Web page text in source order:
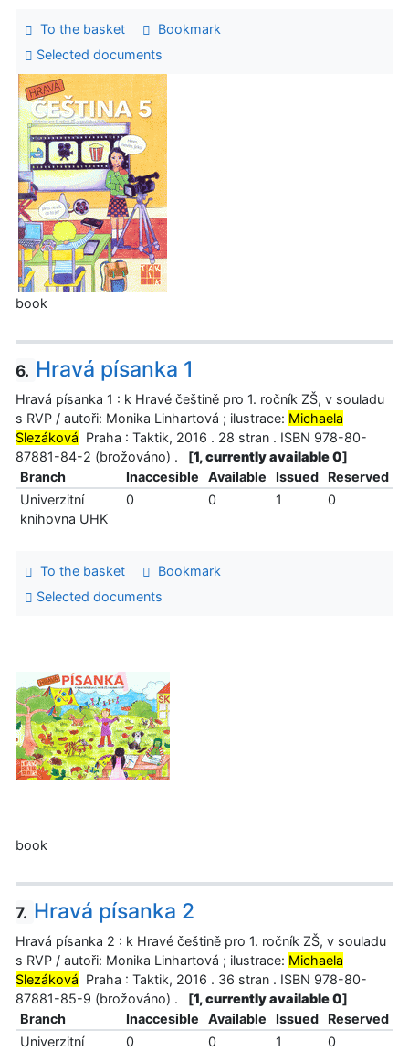
To the basket
Bookmark
Selected documents
book
6. Hravá písanka 1
Hravá písanka 1 : k Hravé češtině pro 1. ročník ZŠ, v souladu
s RVP / autoři: Monika Linhartová ; ilustrace: Michaela
Slezáková Praha : Taktik, 2016 . 28 stran . ISBN 978-80-
87881-84-2 (brožováno) .
[1, currently available 0]
Branch
Inaccesible Available Issued
Reserved
Univerzitní
knihovna UHK
0 0 1 0
To the basket
Bookmark
Selected documents
book
7. Hravá písanka 2
Hravá písanka 2 : k Hravé češtině pro 1. ročník ZŠ, v souladu
s RVP / autoři: Monika Linhartová ; ilustrace: Michaela
Slezáková Praha : Taktik, 2016 . 36 stran . ISBN 978-80-
87881-85-9 (brožováno) .
[1, currently available 0]
Branch
Inaccesible Available Issued
Reserved
Univerzitní
0 0 1 0